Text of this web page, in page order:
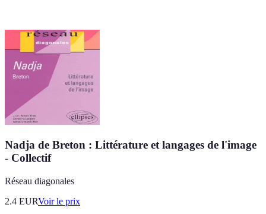
Nadja de Breton : Littérature et langages de l'image
- Collectif
Réseau diagonales
2.4 EURVoir le prix